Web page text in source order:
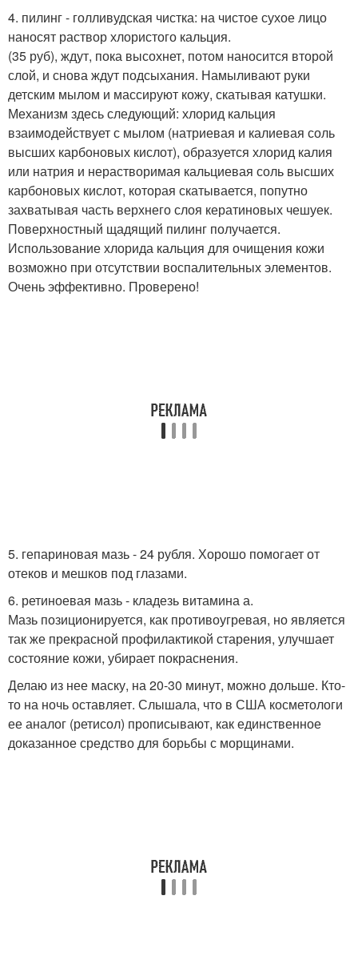
4. пилинг - голливудская чистка: на чистое сухое лицо
наносят раствор хлористого кальция.
(35 руб), ждут, пока высохнет, потом наносится второй
слой, и снова ждут подсыхания. Намыливают руки
детским мылом и массируют кожу, скатывая катушки.
Механизм здесь следующий: хлорид кальция
взаимодействует с мылом (натриевая и калиевая соль
высших карбоновых кислот), образуется хлорид калия
или натрия и нерастворимая кальциевая соль высших
карбоновых кислот, которая скатывается, попутно
захватывая часть верхнего слоя кератиновых чешуек.
Поверхностный щадящий пилинг получается.
Использование хлорида кальция для очищения кожи
возможно при отсутствии воспалительных элементов.
Очень эффективно. Проверено!
5. гепариновая мазь - 24 рубля. Хорошо помогает от
отеков и мешков под глазами.
6. ретиноевая мазь - кладезь витамина а.
Мазь позиционируется, как противоугревая, но является
так же прекрасной профилактикой старения, улучшает
состояние кожи, убирает покраснения.
Делаю из нее маску, на 20-30 минут, можно дольше. Кто-
то на ночь оставляет. Слышала, что в США косметологи
ее аналог (ретисол) прописывают, как единственное
доказанное средство для борьбы с морщинами.